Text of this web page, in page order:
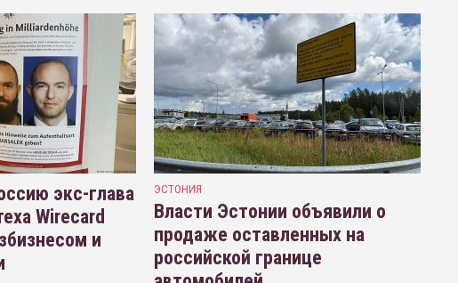
экс-глава
Wirecard
и
ЭСТОНИЯ
Власти Эстонии объявили о
продаже оставленных на
российской границе